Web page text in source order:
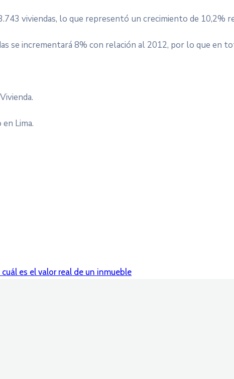
viviendas, lo que representó un crecimiento de 10,2%
se incrementará 8% con relación al 2012, por lo que en
Lima.
cuál es el valor real de un inmueble